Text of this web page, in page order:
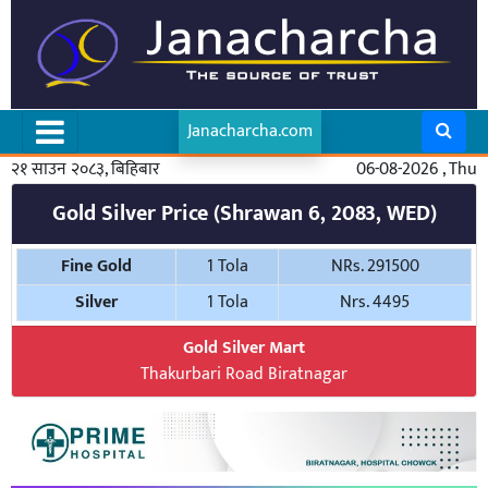
Janacharcha.com
२१ साउन २०८३, बिहिबार
06-08-2026 , Thu
Gold Silver Price (Shrawan 6, 2083, WED)
Fine Gold 1 Tola
NRs. 291500
Silver
1 Tola
Nrs. 4495
Gold Silver Mart
Thakurbari Road Biratnagar